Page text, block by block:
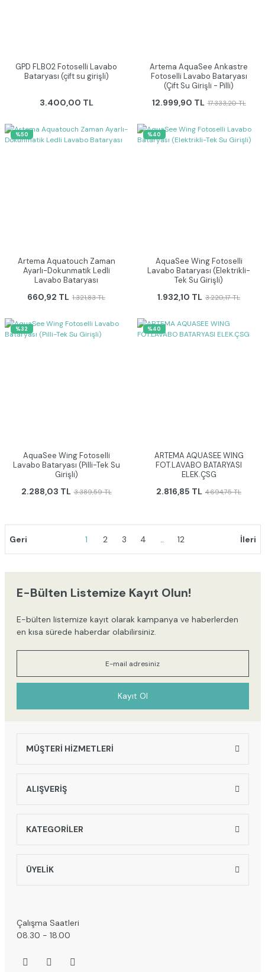
GPD FLB02 Fotoselli Lavabo
Bataryası (çift su girişli)
3.400,00 TL
Artema AquaSee Ankastre
Fotoselli Lavabo Bataryası
(Çift Su Girişli - Pilli)
12.999,90 TL 17.333,20 TL
%50
Artema Aquatouch Zaman
Ayarlı-Dokunmatik Ledli
Lavabo Bataryası
660,92 TL 1.321,83 TL
%40
AquaSee Wing Fotoselli
Lavabo Bataryası (Elektrikli-
Tek Su Girişli)
1.932,10 TL 3.220,17 TL
%32
AquaSee Wing Fotoselli
Lavabo Bataryası (Pilli-Tek Su
Girişli)
2.288,03 TL 3.389,59 TL
%40
ARTEMA AQUASEE WING
FOT.LAVABO BATARYASI
ELEK.ÇSG
2.816,85 TL 4.694,75 TL
1 2 3 4 12
E-Bülten Listemize Kayıt Olun!
E-bülten listemize kayıt olarak kampanya ve haberlerden
en kısa sürede haberdar olabilirsiniz.
Kayıt Ol
MÜŞTERİ HİZMETLERİ
ALIŞVERİŞ
KATEGORİLER
ÜYELİK
Çalışma Saatleri
08.30 - 18.00